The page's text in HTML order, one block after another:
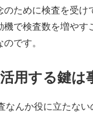
のために検査を受け
機で検査数を増やす
です。
用する鍵は
なんか役に立たない